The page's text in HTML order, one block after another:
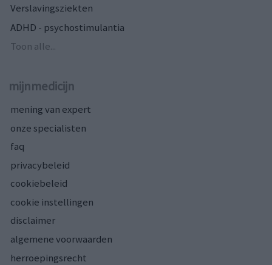
Verslavingsziekten
ADHD - psychostimulantia
Toon alle...
mijnmedicijn
mening van expert
onze specialisten
faq
privacybeleid
cookiebeleid
cookie instellingen
disclaimer
algemene voorwaarden
herroepingsrecht